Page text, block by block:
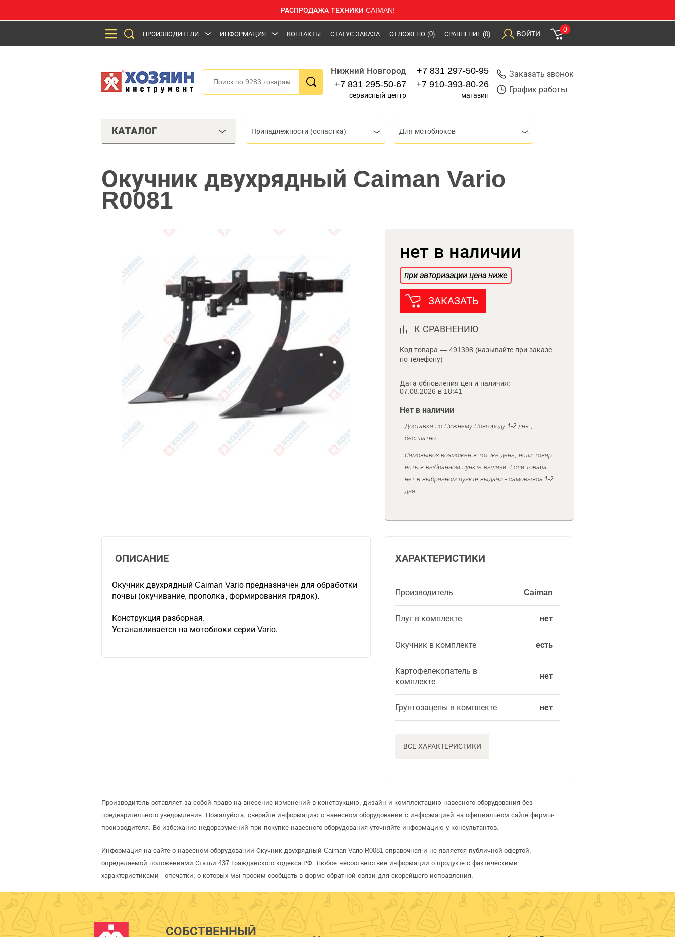
РАСПРОДАЖА ТЕХНИКИ CAIMAN!
ПРОИЗВОДИТЕЛИ ИНФОРМАЦИЯ КОНТАКТЫ СТАТУС ЗАКАЗА ОТЛОЖЕНО (0) СРАВНЕНИЕ (0) ВОЙТИ
0
Нижний Новгород
+7 831 295-50-67
сервисный центр
+7 831 297-50-95
+7 910-393-80-26
магазин
Заказать звонок
График работы
КАТАЛОГ Принадлежности (оснастка) Для мотоблоков
Окучник двухрядный Caiman Vario
R0081
нет в наличии
при авторизации цена ниже
ЗАКАЗАТЬ
К СРАВНЕНИЮ
Код товара — 491398 (называйте при заказе
по телефону)
Дата обновления цен и наличия:
07.08.2026 в 18:41
Нет в наличии
Доставка по Нижнему Новгороду 1-2 дня ,
бесплатно.
Самовывоз возможен в тот же день, если товар
есть в выбранном пункте выдачи. Если товара
нет в выбранном пункте выдачи - самовывоз 1-2
дня.
ХАРАКТЕРИСТИКИ
Производитель Caiman
Плуг в комплекте нет
Окучник в комплекте есть
Картофелекопатель в
комплекте
нет
Грунтозацепы в комплекте нет
ВСЕ ХАРАКТЕРИСТИКИ
ОПИСАНИЕ
Окучник двухрядный Caiman Vario предназначен для обработки
почвы (окучивание, прополка, формирования грядок).
Конструкция разборная.
Устанавливается на мотоблоки серии Vario.
Производитель оставляет за собой право на внесение изменений в конструкцию, дизайн и комплектацию навесного оборудования без
предварительного уведомления. Пожалуйста, сверяйте информацию о навесном оборудовании с информацией на официальном сайте фирмы-
производителя. Во избежание недоразумений при покупке навесного оборудования уточняйте информацию у консультантов.
Информация на сайте о навесном оборудовании Окучник двухрядный Caiman Vario R0081 справочная и не является публичной офертой,
определяемой положениями Статьи 437 Гражданского кодекса РФ. Любое несоответствие информации о продукте с фактическими
характеристиками - опечатки, о которых мы просим сообщать в форме обратной связи для скорейшего исправления.
СОБСТВЕННЫЙ